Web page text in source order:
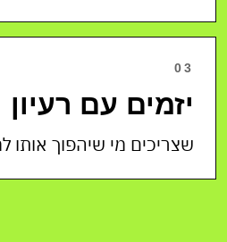
03
יזמים עם רעיון
שצריכים מי שיהפוך אותו